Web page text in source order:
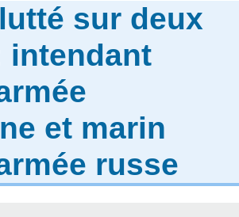
sur deux
intendant
et marin
russe